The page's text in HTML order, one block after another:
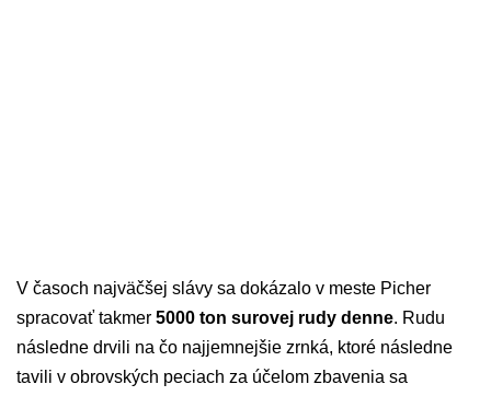
V časoch najväčšej slávy sa dokázalo v meste Picher
spracovať takmer 5000 ton surovej rudy denne. Rudu
následne drvili na čo najjemnejšie zrnká, ktoré následne
tavili v obrovských peciach za účelom zbavenia sa